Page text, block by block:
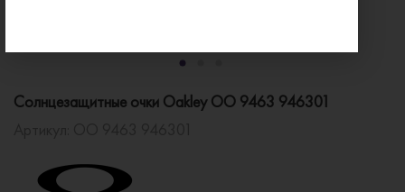
Солнцезащитные очки Oakley OO 9463 946301